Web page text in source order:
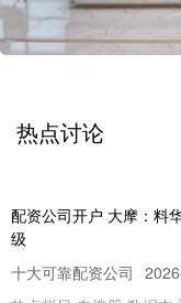
热点讨论
配资公司开户 大摩：料
级
十大可靠配资公司